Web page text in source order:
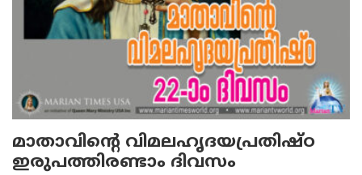
മാതാവിന്റെ വിമലഹൃദയപ്രതിഷ്ഠ
ഇരുപത്തിരണ്ടാം ദിവസം